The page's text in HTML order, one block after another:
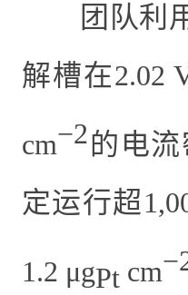
团队利
解槽在2.02
cm−2的电
定运行超
1.2 μgPt cm